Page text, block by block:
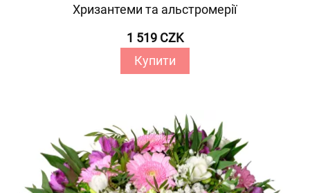
Хризантеми та альстромерії
1 519 CZK
Купити